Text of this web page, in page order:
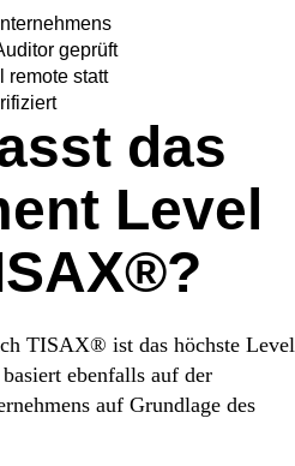
geprüft
remote statt
das
Level
TISAX® ist das höchste Level
ebenfalls auf der
auf Grundlage des